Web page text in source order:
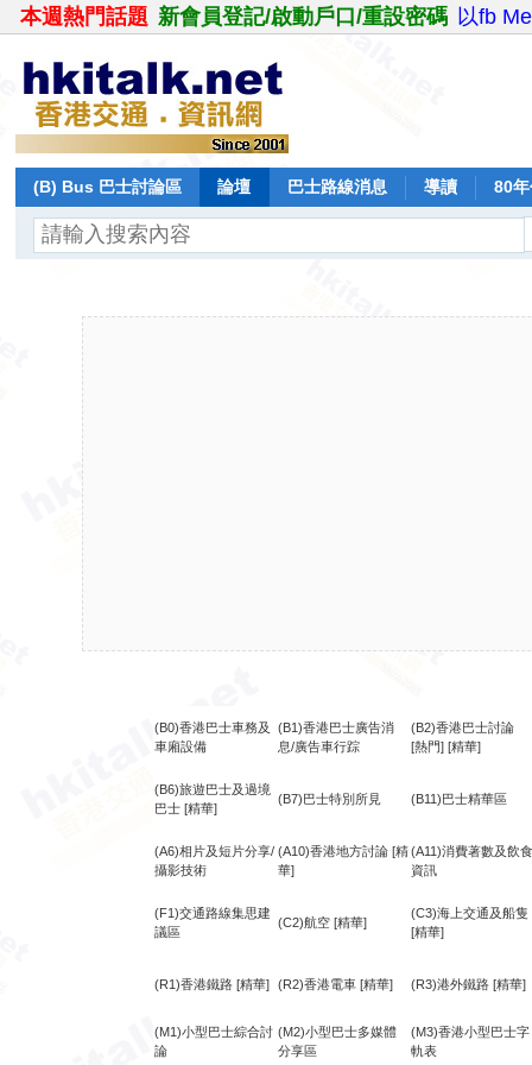
本週熱門話題 新會員登記/啟動戶口/重設密碼 以fb
(B) Bus 巴士討論區 論壇 巴士路線消息 導讀 80
(B0)香港巴士車務及
車廂設備
(B1)香港巴士廣告消
息/廣告車行踪
(B2)香港巴士討論
[熱門] [精華]
(B6)旅遊巴士及過境
巴士 [精華]
(B7)巴士特別所見 (B11)巴士精華區
(A6)相片及短片分享/
攝影技術
(A10)香港地方討論 [精
華]
(A11)消費著數及飲食
資訊
(F1)交通路線集思建
議區
(C2)航空 [精華]
(C3)海上交通及船隻
[精華]
(R1)香港鐵路 [精華] (R2)香港電車 [精華] (R3)港外鐵路 [精華]
(M1)小型巴士綜合討
論
(M2)小型巴士多媒體
分享區
(M3)香港小型巴士字
軌表